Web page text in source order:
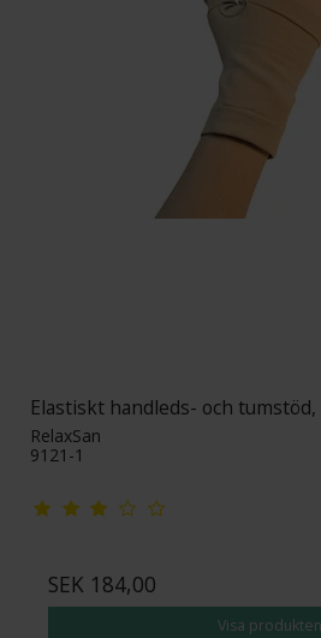
Elastiskt handleds- och
RelaxSan
9121-1
SEK 184,00
Visa produkten